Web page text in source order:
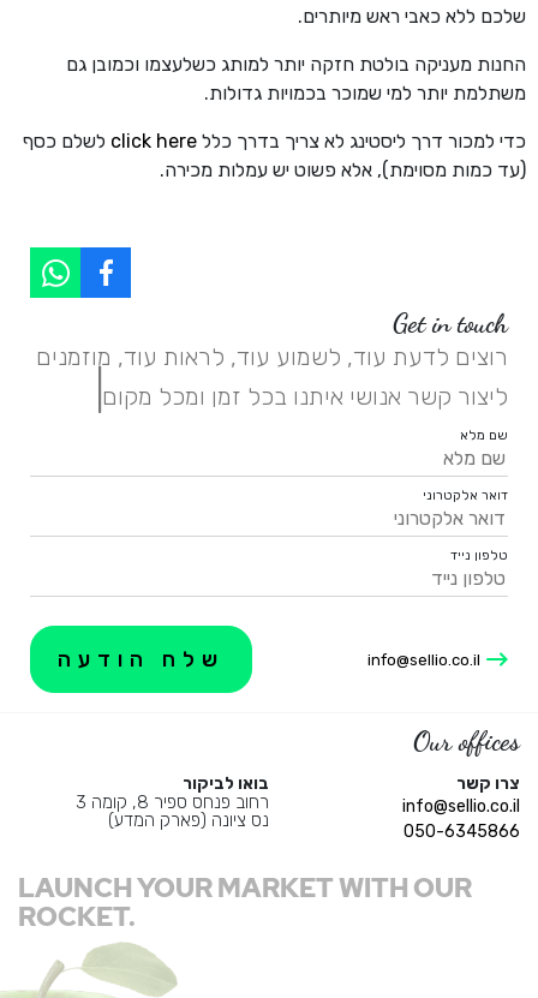
שלכם ללא כאבי ראש מיותרים.
החנות מעניקה בולטת חזקה יותר למותג כשלעצמו וכמובן גם
משתלמת יותר למי שמוכר בכמויות גדולות.
כדי למכור דרך ליסטינג לא צריך בדרך כלל click here לשלם כסף
(עד כמות מסוימת), אלא פשוט יש עמלות מכירה.
Get in touch
רוצים לדעת עוד, לשמוע עוד, לראות עוד, מוזמנים
ליצור קשר אנושי איתנו בכל זמן ומכל מקום.
|
שם מלא
דואר אלקטרוני
טלפון נייד
info@sellio.co.il
Our offices
צרו קשר
info@sellio.co.il
050-6345866
בואו לביקור
רחוב פנחס ספיר 8, קומה 3
נס ציונה (פארק המדע)
LAUNCH YOUR MARKET WITH OUR
ROCKET.